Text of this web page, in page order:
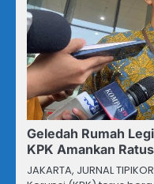
Geledah Rumah
KPK Amankan
JAKARTA, JURNAL